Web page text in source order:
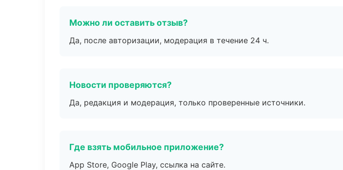
Можно ли оставить отзыв?
Да, после авторизации, модерация в течение 24 ч.
Новости проверяются?
Да, редакция и модерация, только проверенные источники.
Где взять мобильное приложение?
App Store, Google Play, ссылка на сайте.